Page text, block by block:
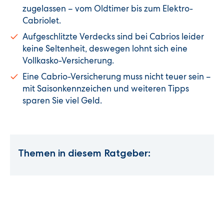
zugelassen – vom Oldtimer bis zum Elektro-
Cabriolet.
Aufgeschlitzte Verdecks sind bei Cabrios leider
keine Seltenheit, deswegen lohnt sich eine
Vollkasko-Versicherung.
Eine Cabrio-Versicherung muss nicht teuer sein –
mit Saisonkennzeichen und weiteren Tipps
sparen Sie viel Geld.
Themen in diesem Ratgeber: